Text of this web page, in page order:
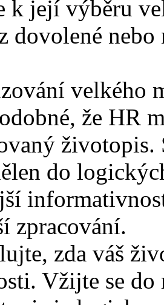
k její výběru
dovolené
velkého
že HR
do
zpracování.
zda váš
Vžijte se do